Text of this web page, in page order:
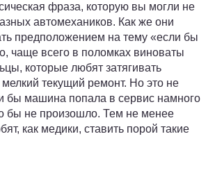
фраза, которую вы могли не
автомехаников. Как же они
предположением на тему «если бы
чаще всего в поломках виноваты
которые любят затягивать
текущий ремонт. Но это не
бы машина попала в сервис намного
бы не произошло. Тем не менее
как медики, ставить порой такие